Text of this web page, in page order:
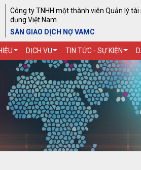
Công ty TNHH một thành viên Quản lý
dụng Việt Nam
SÀN GIAO DỊCH NỢ VAMC
DỊCH VỤ TIN TỨC - SỰ KIỆN